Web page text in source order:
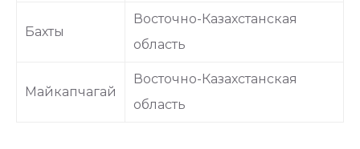
Бахты
Восточно-Казахстанская
область
Майкапчагай
Восточно-Казахстанская
область